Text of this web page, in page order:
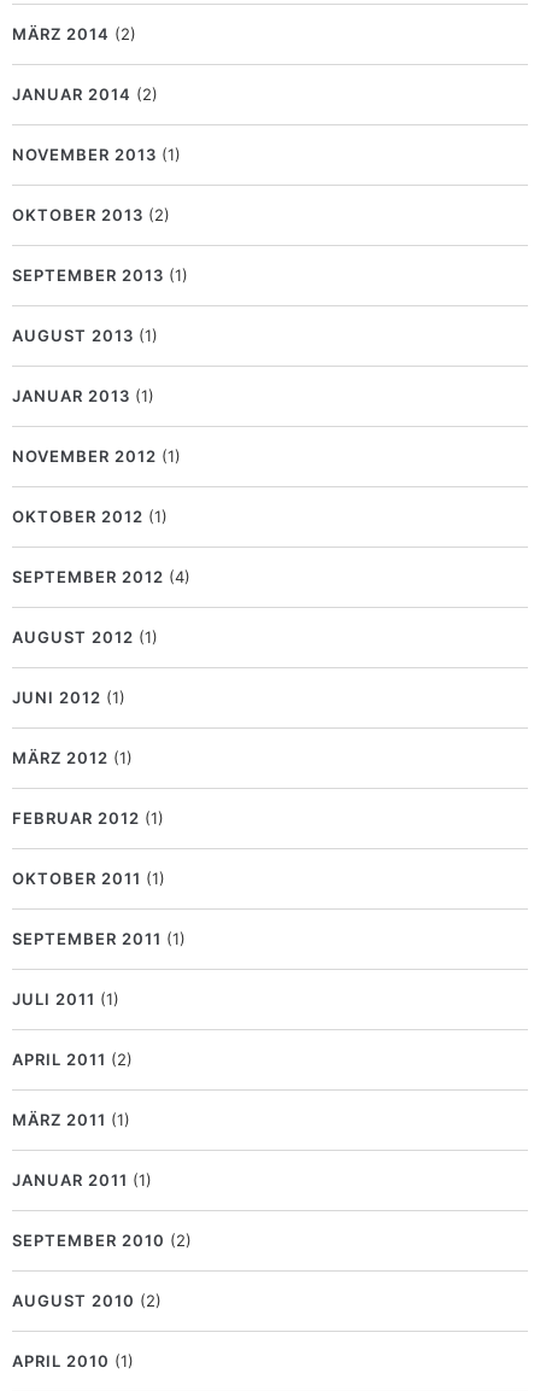
MÄRZ 2014 (2)
JANUAR 2014 (2)
NOVEMBER 2013 (1)
OKTOBER 2013 (2)
SEPTEMBER 2013 (1)
AUGUST 2013 (1)
JANUAR 2013 (1)
NOVEMBER 2012 (1)
OKTOBER 2012 (1)
SEPTEMBER 2012 (4)
AUGUST 2012 (1)
JUNI 2012 (1)
MÄRZ 2012 (1)
FEBRUAR 2012 (1)
OKTOBER 2011 (1)
SEPTEMBER 2011 (1)
JULI 2011 (1)
APRIL 2011 (2)
MÄRZ 2011 (1)
JANUAR 2011 (1)
SEPTEMBER 2010 (2)
AUGUST 2010 (2)
APRIL 2010 (1)